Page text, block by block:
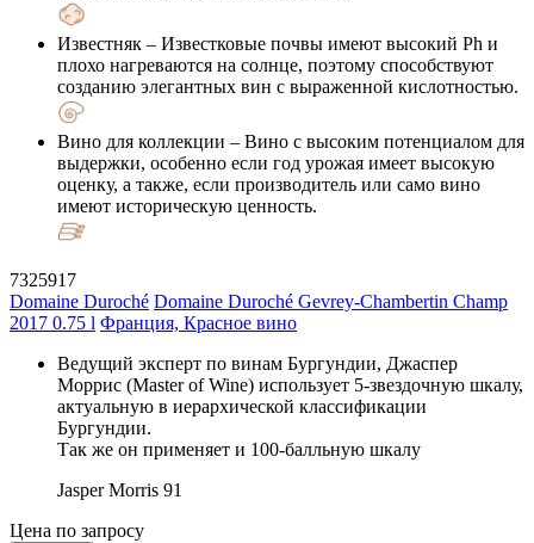
Известняк – Известковые почвы имеют высокий Ph и
плохо нагреваются на солнце, поэтому способствуют
созданию элегантных вин с выраженной кислотностью.
Вино для коллекции – Вино с высоким потенциалом для
выдержки, особенно если год урожая имеет высокую
оценку, а также, если производитель или само вино
имеют историческую ценность.
7325917
Domaine Duroché Domaine Duroché Gevrey-Chambertin Champ
2017 0.75 l Франция, Красное вино
Ведущий эксперт по винам Бургундии, Джаспер
Моррис (Master of Wine) использует 5-звездочную шкалу,
актуальную в иерархической классификации
Бургундии.
Так же он применяет и 100-балльную шкалу
Jasper Morris 91
Цена по запросу